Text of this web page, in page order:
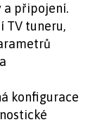
a připojení.
TV tuneru,
konfigurace